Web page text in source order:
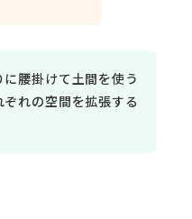
腰掛けて土間を使う
れの空間を拡張する